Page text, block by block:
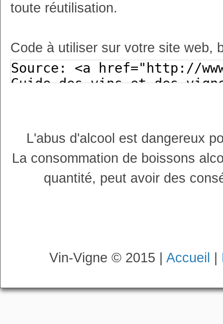
toute réutilisation.
Code à utiliser sur votre site web,
L'abus d'alcool est dangereux
La consommation de boissons
quantité, peut avoir des
Vin-Vigne © 2015 | Accueil